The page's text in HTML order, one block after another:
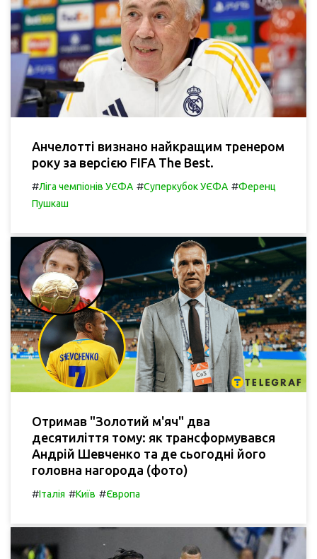
Анчелотті визнано найкращим тренером
року за версією FIFA The Best.
#Ліга чемпіонів УЄФА #Суперкубок УЄФА #Ференц
Пушкаш
Отримав "Золотий м'яч" два
десятиліття тому: як трансформувався
Андрій Шевченко та де сьогодні його
головна нагорода (фото)
#Італія #Київ #Європа